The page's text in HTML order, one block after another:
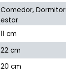
Comedor,
estar
11 cm
22 cm
20 cm